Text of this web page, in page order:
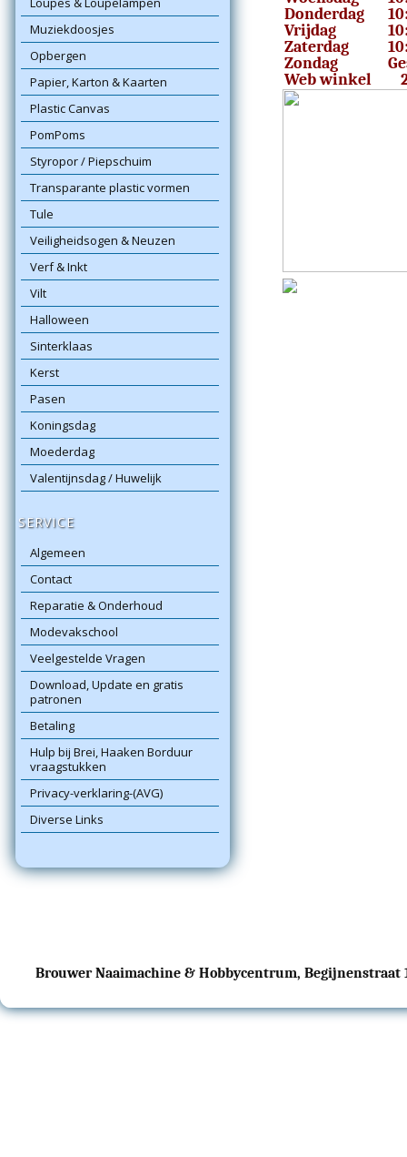
Muziekdoosjes
Opbergen
Papier, Karton & Kaarten
Plastic Canvas
PomPoms
Styropor / Piepschuim
Transparante plastic vormen
Tule
Veiligheidsogen & Neuzen
Verf & Inkt
Vilt
Halloween
Sinterklaas
Kerst
Pasen
Koningsdag
Moederdag
Valentijnsdag / Huwelijk
SERVICE
Algemeen
Contact
Reparatie & Onderhoud
Modevakschool
Veelgestelde Vragen
Download, Update en gratis
patronen
Betaling
Hulp bij Brei, Haaken Borduur
vraagstukken
Privacy-verklaring-(AVG)
Diverse Links
Donderdag
Vrijdag
Zaterdag
Zondag
Web winkel
Brouwer Naaimachine & Hobbycentrum, Begijnenstraat